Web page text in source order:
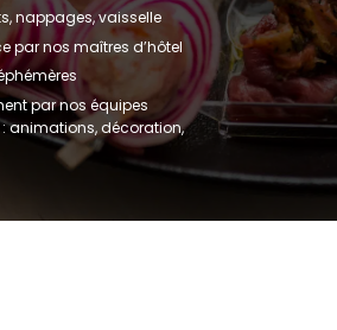
nappages, vaisselle
par nos maîtres d’hôtel
par nos équipes
animations, décoration,